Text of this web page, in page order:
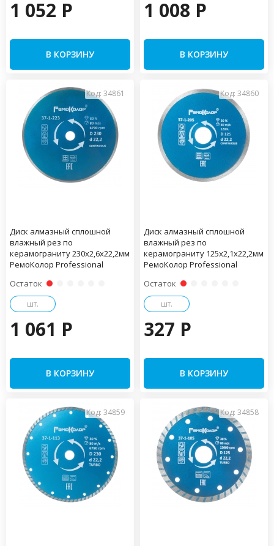
1 052 P
В КОРЗИНУ
1 008 P
В КОРЗИНУ
Код: 34861
Диск алмазный сплошной
влажный рез по
керамограниту 230х2,6х22,2мм
РемоКолор Professional
Остаток
шт.
1 061 P
В КОРЗИНУ
Код: 34860
Диск алмазный сплошной
влажный рез по
керамограниту 125х2,1х22,2мм
РемоКолор Professional
Остаток
шт.
327 P
В КОРЗИНУ
Код: 34859 Код: 34858